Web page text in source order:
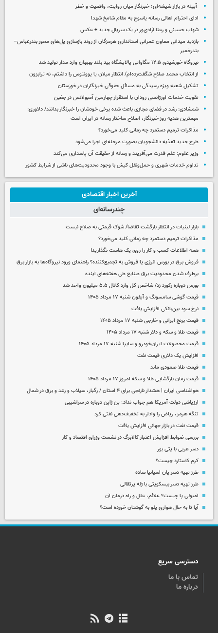
آیینه در بازار شیشه‌ای؛ خبرنگار میان روایت، واقعیت و خطر
ادای احترام اهالی رسانه یاسوج به مقام شامخ شهدا
شهاب حسینی و رعنا آزادی‌ور در یک سریال جدید + عکس
بازدید میدانی معاون عمرانی استانداری هرمزگان از روند بازسازی پل‌های محور بندرعباس–
بندرخمیر
نیروگاه خورشیدی ۱۲.۵ مگاواتی پالایشگاه بید بلند بهبهان وارد مدار تولید شد
از انتخاب محمد صلاح شگفت‌زده‌ام/ انتظار میلان یا یوونتوس را داشتم، نه ترابزون
تشکیل شعبه ویژه رسیدگی به مسائل حقوقی خبرنگاران در خوزستان
تقویت خدمات اورژانسی رودان با استقرار چهارمین آمبولانس در جغین
شمشادی: رشد در فضای مجازی باعث شده برخی خودشان را خبرنگار بدانند/ دلاوری:
مهمترین هدیه‌ روز خبرنگار، اصلاح ساختار رسانه در ایران است
مذاکرات ترمیم دستمزد چه زمانی کلید می‌خورد؟
طرح جدید تغذیه دانشجویان بصورت مرحله‌ای اجرا می‌شود
وزیر علوم: علم قدرت می‌آفریند و رسانه از حقیقت آن پاسداری می‌کند
تداوم خدمات شهری و حمل‌ونقل کیش با وجود محدودیت‌های ناشی از شرایط کشور
آخرین اخبار اقتصادی
چندرسانه‌ای
بازار لبنیات در انتظار بازگشت تقاضا/ شوک قیمتی به صلاح نیست
مذاکرات ترمیم دستمزد چه زمانی کلید می‌خورد؟
همه اطلاعات کسب‌ و کار را روی یک هاست نگذارید!
فروش برق در بورس انرژی یا فروش به تجمیع‌کننده؟ راهنمای ورود نیروگاه‌ها به بازار برق
برطرف شدن محدودیت‌ برق صنایع طی هفته‌های آینده
بورس دوباره رکورد زد/ شاخص کل وارد کانال ۵.۵ میلیون واحد شد
قیمت گوشی سامسونگ و آیفون شنبه ۱۷ مرداد ۱۴۰۵
نرخ سود بین‌بانکی افزایش یافت
قیمت برنج ایرانی و خارجی شنبه ۱۷ مرداد ۱۴۰۵
قیمت طلا و سکه و دلار شنبه ۱۷ مرداد ۱۴۰۵
قیمت محصولات ایران‌خودرو و سایپا شنبه ۱۷ مرداد ۱۴۰۵
افزایش یک دلاری قیمت نفت
قیمت طلا صعودی ماند
قیمت زمان بازگشایی طلا و سکه امروز ۱۷ مرداد ۱۴۰۵
هواشناسی ایران | هشدار نارنجی برای ۴ استان / رگبار، سیلاب و رعد و برق در شمال
ارزپاشی دولت آمریکا هم جواب نداد؛ ین ژاپن دوباره در سراشیبی
تنگه هرمز، ریاض را وادار به تخفیف‌دهی نفتی کرد
قیمت نفت در بازار جهانی افزایش یافت
بررسی ضوابط افزایش اعتبار کالابرگ در نشست وزرای اقتصاد و کار
دسر عربی با پتی بور
کرم کاستارد چیست؟
طرز تهیه دسر پان اسپانیا ساده
طرز تهیه دسر بیسکویتی با ژله پرتقالی
آمبولی پا چیست؟ علائم، علل و راه درمان آن
آیا تا به حال هواری پلو به گوشتان خورده است؟
دسترسی سریع
تماس با ما
درباره ما